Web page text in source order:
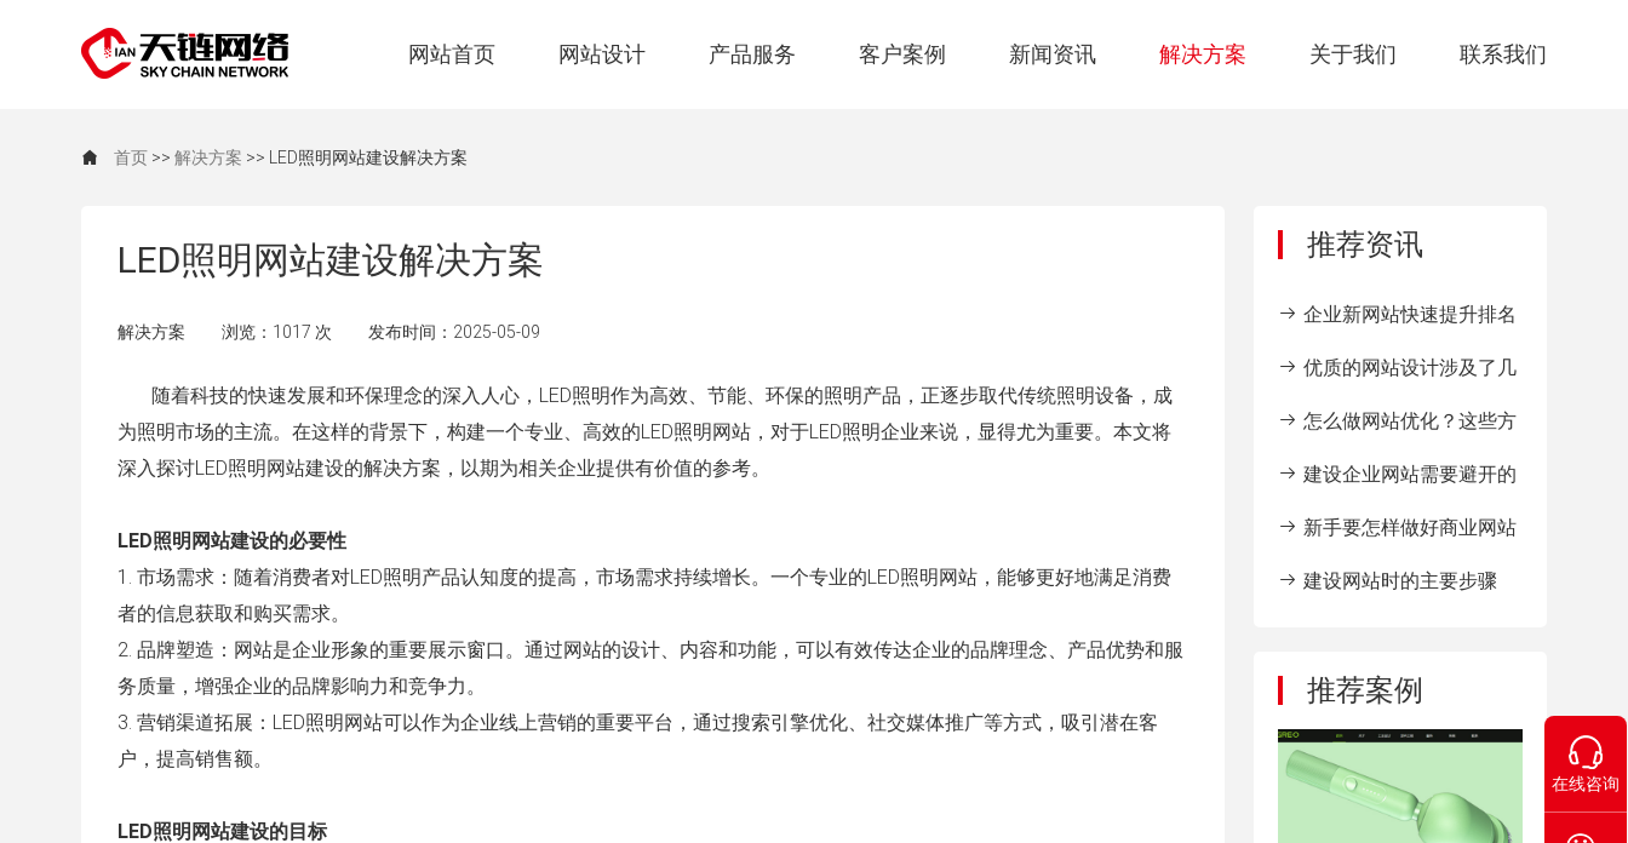
网站首页 网站设计 产品服务 客户案例 新闻资讯 解决方案 关于我们 联系我们
首页 >>解决方案 >> LED照明网站建设解决方案
LED照明网站建设解决方案
解决方案 浏览：1017 次 发布时间：2025-05-09
随着科技的快速发展和环保理念的深入人心，LED照明作为高效、节能、环保的照明产品，正逐步取代传统照明设备，成
为照明市场的主流。在这样的背景下，构建一个专业、高效的LED照明网站，对于LED照明企业来说，显得尤为重要。本文将
深入探讨LED照明网站建设的解决方案，以期为相关企业提供有价值的参考。
LED照明网站建设的必要性
1. 市场需求：随着消费者对LED照明产品认知度的提高，市场需求持续增长。一个专业的LED照明网站，能够更好地满足消费
者的信息获取和购买需求。
2. 品牌塑造：网站是企业形象的重要展示窗口。通过网站的设计、内容和功能，可以有效传达企业的品牌理念、产品优势和服
务质量，增强企业的品牌影响力和竞争力。
3. 营销渠道拓展：LED照明网站可以作为企业线上营销的重要平台，通过搜索引擎优化、社交媒体推广等方式，吸引潜在客
户，提高销售额。
LED照明网站建设的目标
推荐资讯
企业新网站快速提升排名
优质的网站设计涉及了几
怎么做网站优化？这些方
建设企业网站需要避开的
新手要怎样做好商业网站
建设网站时的主要步骤
推荐案例
在线咨询